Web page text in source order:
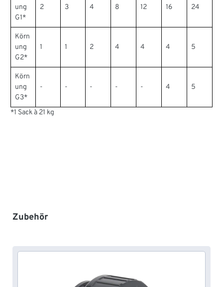
ung
G1*
2 3 4 8 12 16 24
Körn
ung
G2*
1 1 2 4 4 4 5
Körn
ung
G3*
- - - - - 4 5
*1 Sack à 21 kg
Produktgalerie überspringen
Zubehör